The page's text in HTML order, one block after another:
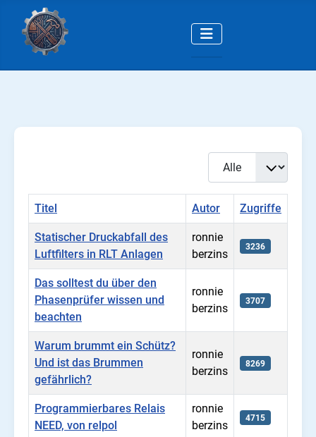
Anzeige #
Titel Autor Zugriffe
Statischer Druckabfall des
Luftfilters in RLT Anlagen
ronnie
berzins
3236
Das solltest du über den
Phasenprüfer wissen und
beachten
ronnie
berzins
3707
Warum brummt ein Schütz?
Und ist das Brummen
gefährlich?
ronnie
berzins
8269
Programmierbares Relais
NEED, von relpol
ronnie
berzins
4715